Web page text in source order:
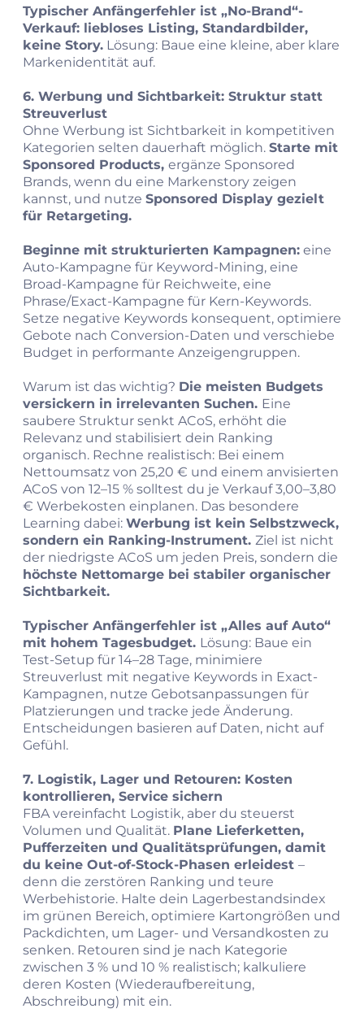
Typischer Anfängerfehler ist „No-Brand“-
Verkauf: liebloses Listing, Standardbilder,
keine Story. Lösung: Baue eine kleine, aber klare
Markenidentität auf.
6. Werbung und Sichtbarkeit: Struktur statt
Streuverlust
Ohne Werbung ist Sichtbarkeit in kompetitiven
Kategorien selten dauerhaft möglich. Starte mit
Sponsored Products, ergänze Sponsored
Brands, wenn du eine Markenstory zeigen
kannst, und nutze Sponsored Display gezielt
für Retargeting.
Beginne mit strukturierten Kampagnen: eine
Auto-Kampagne für Keyword-Mining, eine
Broad-Kampagne für Reichweite, eine
Phrase/Exact-Kampagne für Kern-Keywords.
Setze negative Keywords konsequent, optimiere
Gebote nach Conversion-Daten und verschiebe
Budget in performante Anzeigengruppen.
Warum ist das wichtig? Die meisten Budgets
versickern in irrelevanten Suchen. Eine
saubere Struktur senkt ACoS, erhöht die
Relevanz und stabilisiert dein Ranking
organisch. Rechne realistisch: Bei einem
Nettoumsatz von 25,20 € und einem anvisierten
ACoS von 12–15 % solltest du je Verkauf 3,00–3,80
€ Werbekosten einplanen. Das besondere
Learning dabei: Werbung ist kein Selbstzweck,
sondern ein Ranking-Instrument. Ziel ist nicht
der niedrigste ACoS um jeden Preis, sondern die
höchste Nettomarge bei stabiler organischer
Sichtbarkeit.
Typischer Anfängerfehler ist „Alles auf Auto“
mit hohem Tagesbudget. Lösung: Baue ein
Test-Setup für 14–28 Tage, minimiere
Streuverlust mit negative Keywords in Exact-
Kampagnen, nutze Gebotsanpassungen für
Platzierungen und tracke jede Änderung.
Entscheidungen basieren auf Daten, nicht auf
Gefühl.
7. Logistik, Lager und Retouren: Kosten
kontrollieren, Service sichern
FBA vereinfacht Logistik, aber du steuerst
Volumen und Qualität. Plane Lieferketten,
Pufferzeiten und Qualitätsprüfungen, damit
du keine Out-of-Stock-Phasen erleidest –
denn die zerstören Ranking und teure
Werbehistorie. Halte dein Lagerbestandsindex
im grünen Bereich, optimiere Kartongrößen und
Packdichten, um Lager- und Versandkosten zu
senken. Retouren sind je nach Kategorie
zwischen 3 % und 10 % realistisch; kalkuliere
deren Kosten (Wiederaufbereitung,
Abschreibung) mit ein.